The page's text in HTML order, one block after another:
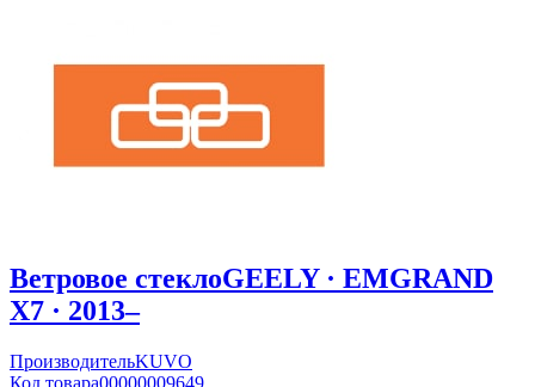
Ветровое стеклоGEELY · EMGRAND
X7 · 2013–
ПроизводительKUVO